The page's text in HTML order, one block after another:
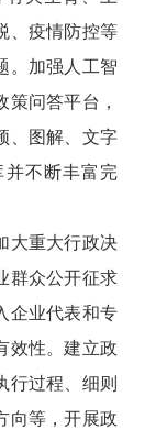
、疫情防控等
。加强人工智
问答平台，
、图解、文字
不断丰富完
重大行政决
群众公开征求
企业代表和专
效性。建立政
行过程、细则
向等，开展政